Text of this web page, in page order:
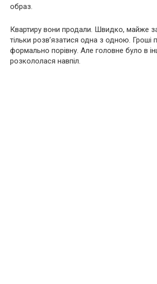
образ.
Квартиру вони продали. Швидко, майже
тільки розв’язатися одна з одною. Гроші
формально порівну. Але головне було в
розкололася навпіл.